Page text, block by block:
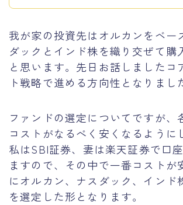
我が家の投資先はオルカンをベー
ダックとインド株を織り交ぜて購
と思います。先日お話しましたコ
ト戦略で進める方向性となりまし
ファンドの選定についてですが、
コストがなるべく安くなるように
私はSBI証券、妻は楽天証券で口
ますので、その中で一番コストが
にオルカン、ナスダック、インド
を選定した形となります。